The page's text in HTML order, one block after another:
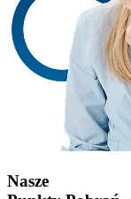
Nasze